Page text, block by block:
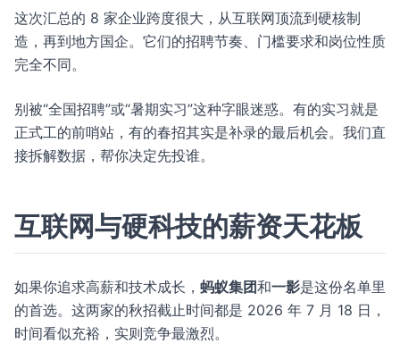
这次汇总的 8 家企业跨度很大，从互联网顶流到硬核制
造，再到地方国企。它们的招聘节奏、门槛要求和岗位性质
完全不同。
别被“全国招聘”或“暑期实习”这种字眼迷惑。有的实习就是
正式工的前哨站，有的春招其实是补录的最后机会。我们直
接拆解数据，帮你决定先投谁。
互联网与硬科技的薪资天花板
如果你追求高薪和技术成长， 蚂蚁集团和一影是这份名单里
的首选。这两家的秋招截止时间都是 2026 年 7 月 18 日，
时间看似充裕，实则竞争最激烈。